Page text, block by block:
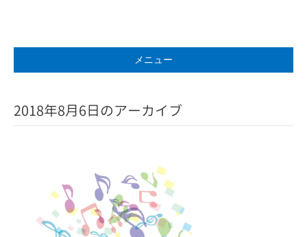
メニュー
2018年8月6日のアーカイブ